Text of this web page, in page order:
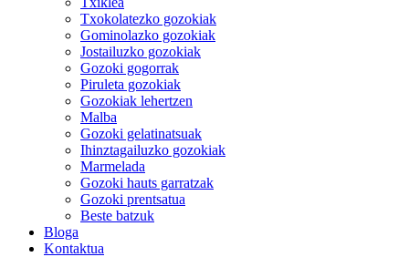
Txokolatezko gozokiak
Gominolazko gozokiak
Jostailuzko gozokiak
Gozoki gogorrak
Piruleta gozokiak
Gozokiak lehertzen
Malba
Gozoki gelatinatsuak
Ihinztagailuzko gozokiak
Marmelada
Gozoki hauts garratzak
Gozoki prentsatua
Beste batzuk
Bloga
Kontaktua